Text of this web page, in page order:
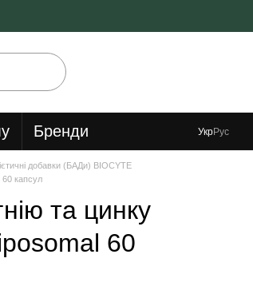
Бренди УкрРус
добавки (БАДи) BIOCYTE
60 капсул
та цинку
60